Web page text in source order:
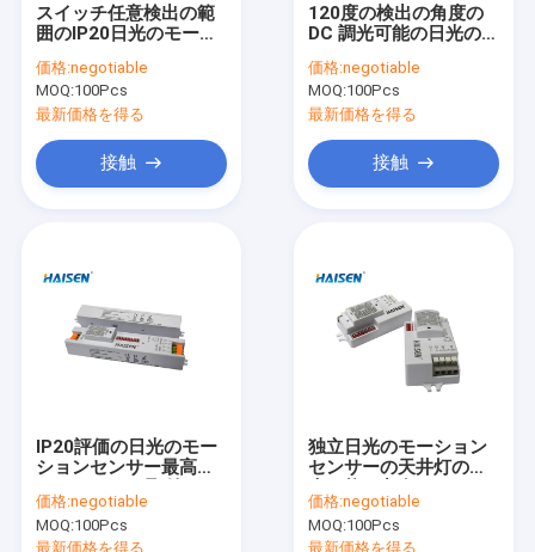
スイッチ任意検出の範
囲のIP20日光のモーシ
価格:negotiable
MOQ:100Pcs
最新価格を得る
接触
120度の検出の角度の
DC 調光可能の日光のモ
価格:negotiable
MOQ:100Pcs
最新価格を得る
接触
IP20評価の日光のモー
ションセンサー最高の
高さ
価格:negotiable
MOQ:100Pcs
最新価格を得る
独立日光のモーション
センサーの天井灯の調
価格:negotiable
MOQ:100Pcs
最新価格を得る